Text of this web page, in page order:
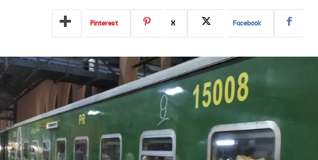
Facebook
X
Pinterest